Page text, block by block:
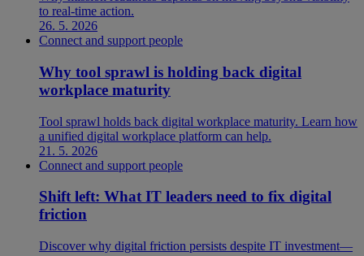
to real-time action.
26. 5. 2026
Connect and support people
Why tool sprawl is holding back digital
workplace maturity
Tool sprawl holds back digital workplace maturity. Learn how
a unified digital workplace platform can help.
21. 5. 2026
Connect and support people
Shift left: What IT leaders need to fix digital
friction
Discover why digital friction persists despite IT investment—